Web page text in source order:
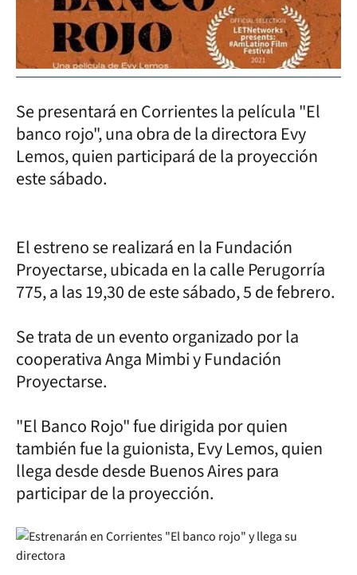
Se presentará en Corrientes la película "El
banco rojo", una obra de la directora Evy
Lemos, quien participará de la proyección
este sábado.
El estreno se realizará en la Fundación
Proyectarse, ubicada en la calle Perugorría
775, a las 19,30 de este sábado, 5 de febrero.
Se trata de un evento organizado por la
cooperativa Anga Mimbi y Fundación
Proyectarse.
"El Banco Rojo" fue dirigida por quien
también fue la guionista, Evy Lemos, quien
llega desde desde Buenos Aires para
participar de la proyección.